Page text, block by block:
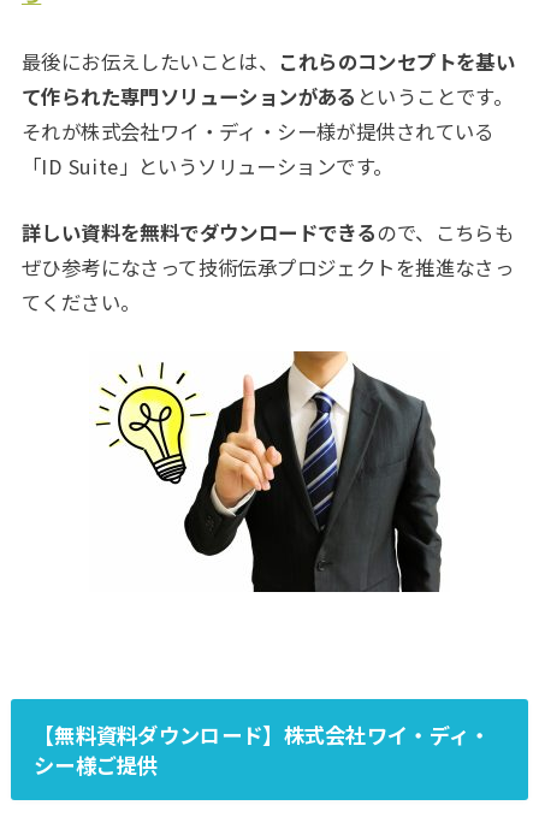
最後にお伝えしたいことは、 これらのコンセプトを基い
て作られた専門ソリューションがある ということです。
それが株式会社ワイ・ディ・シー様が提供されている
「ID Suite」というソリューションです。
詳しい資料を無料でダウンロードできるので、こちらも
ぜひ参考になさって技術伝承プロジェクトを推進なさっ
てください。
【無料資料ダウンロード】株式会社ワイ・ディ・
シー様ご提供